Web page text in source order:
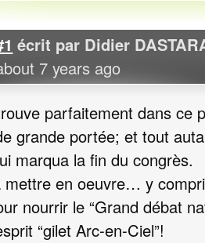
écrit par Didier
7 years ago
parfaitement dans ce
grande portée; et tout
marqua la fin du congrès.
mettre en oeuvre… y
nourrir le “Grand débat
“gilet Arc-en-Ciel”!